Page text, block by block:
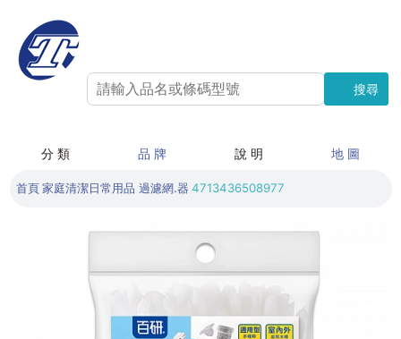
搜尋
搜尋
分 類 品 牌 說 明 地 圖
首頁 家庭清潔日常用品 過濾網.器 4713436508977